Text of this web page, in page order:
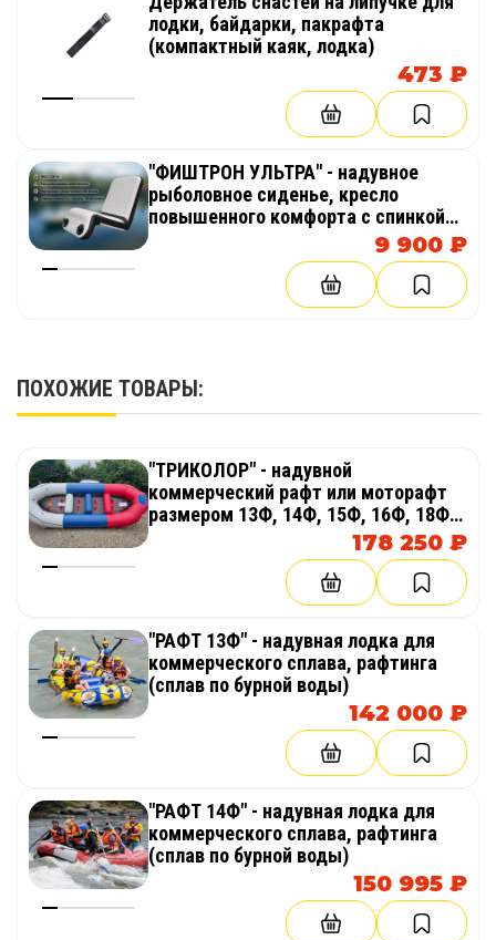
лодки, байдарки, пакрафта
(компактный каяк, лодка)
473 ₽
"ФИШТРОН УЛЬТРА" - надувное
рыболовное сиденье, кресло
повышенного комфорта с спинкой
из AirDeck (воздушная палуба) в
лодку, байдарку, каяк
9 900 ₽
ПОХОЖИЕ ТОВАРЫ:
"ТРИКОЛОР" - надувной
коммерческий рафт или моторафт
размером 13Ф, 14Ф, 15Ф, 16Ф, 18Ф,
20Ф для сплава, рафтинга, рыбалки,
178 250 ₽
"РАФТ 13Ф" - надувная лодка для
коммерческого сплава, рафтинга
(сплав по бурной воды)
142 000 ₽
"РАФТ 14Ф" - надувная лодка для
коммерческого сплава, рафтинга
(сплав по бурной воды)
150 995 ₽